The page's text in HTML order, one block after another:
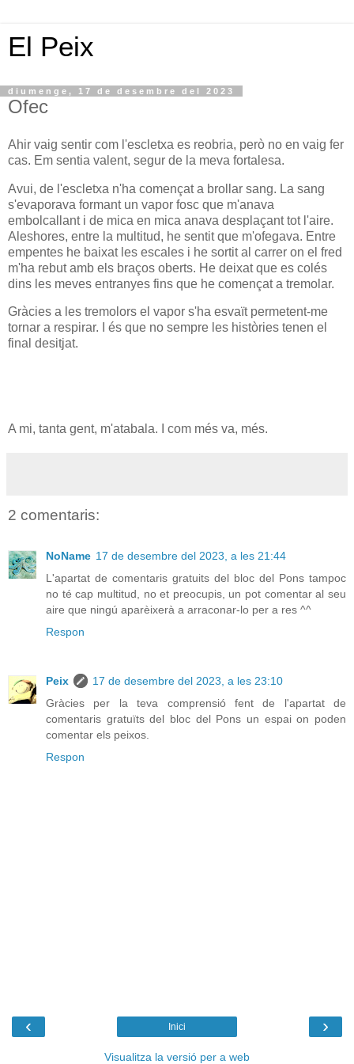
El Peix
diumenge, 17 de desembre del 2023
Ofec
Ahir vaig sentir com l'escletxa es reobria, però no en vaig fer
cas. Em sentia valent, segur de la meva fortalesa.
Avui, de l'escletxa n'ha començat a brollar sang. La sang
s'evaporava formant un vapor fosc que m'anava
embolcallant i de mica en mica anava desplaçant tot l'aire.
Aleshores, entre la multitud, he sentit que m'ofegava. Entre
empentes he baixat les escales i he sortit al carrer on el fred
m'ha rebut amb els braços oberts. He deixat que es colés
dins les meves entranyes fins que he començat a tremolar.
Gràcies a les tremolors el vapor s'ha esvaït permetent-me
tornar a respirar. I és que no sempre les històries tenen el
final desitjat.
A mi, tanta gent, m'atabala. I com més va, més.
2 comentaris:
NoName 17 de desembre del 2023, a les 21:44
L'apartat de comentaris gratuits del bloc del Pons tampoc
no té cap multitud, no et preocupis, un pot comentar al seu
aire que ningú aparèixerà a arraconar-lo per a res ^^
Respon
Peix
17 de desembre del 2023, a les 23:10
Gràcies per la teva comprensió fent de l'apartat de
comentaris gratuïts del bloc del Pons un espai on poden
comentar els peixos.
Respon
‹ ›
Inici
Visualitza la versió per a web